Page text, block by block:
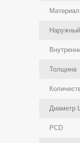
Материал
Толщина
Диаметр
PCD